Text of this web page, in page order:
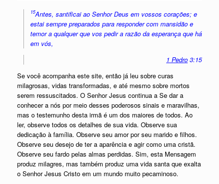
15Antes, santificai ao Senhor Deus em vossos corações; e
estai sempre preparados para responder com mansidão e
temor a qualquer que vos pedir a razão da esperança que há
em vós,
1 Pedro 3:15
Se você acompanha este site, então já leu sobre curas
milagrosas, vidas transformadas, e até mesmo sobre mortos
serem ressuscitados. O Senhor Jesus continua a Se dar a
conhecer a nós por meio desses poderosos sinais e maravilhas,
mas o testemunho desta irmã é um dos maiores de todos. Ao
ler, observe todos os detalhes de sua vida. Observe sua
dedicação à família. Observe seu amor por seu marido e filhos.
Observe seu desejo de ter a aparência e agir como uma cristã.
Observe seu fardo pelas almas perdidas. Sim, esta Mensagem
produz milagres, mas também produz uma vida santa que exalta
o Senhor Jesus Cristo em um mundo muito pecaminoso.